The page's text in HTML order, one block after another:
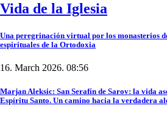
Vida de la Iglesia
Una peregrinación virtual por los monasterios
espirituales de la Ortodoxia
16. March 2026. 08:56
Marjan Aleksic: San Serafín de Sarov: la vida
Espíritu Santo. Un camino hacia la verdadera